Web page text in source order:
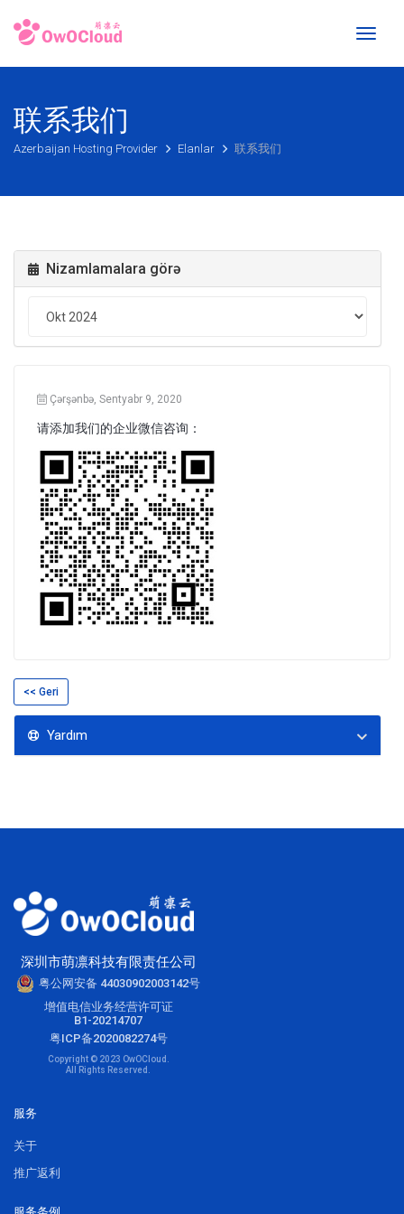
Toggle
联系我们
Azerbaijan Hosting Provider Elanlar 联系我们
Nizamlamalara görə
Çərşənbə, Sentyabr 9, 2020
请添加我们的企业微信咨询：
<< Geri
Yardım
深圳市萌凛科技有限责任公司
粤公网安备 44030902003142号
增值电信业务经营许可证
B1-20214707
粤ICP备2020082274号
Copyright © 2023 OwOCloud.
All Rights Reserved.
服务
关于
推广返利